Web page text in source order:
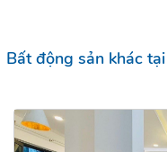
Bất động sản khác